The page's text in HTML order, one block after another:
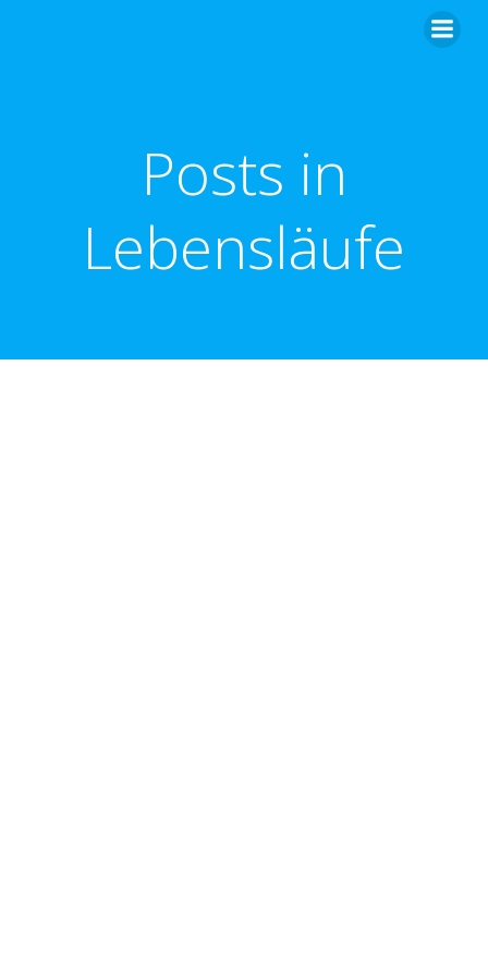
Posts in
Lebensläufe